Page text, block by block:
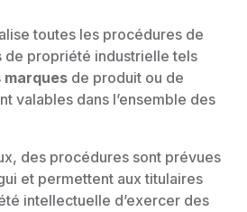
toutes les procédures de
de propriété industrielle tels
marques de produit ou de
valables dans l’ensemble des
des procédures sont prévues
et permettent aux titulaires
intellectuelle d’exercer des